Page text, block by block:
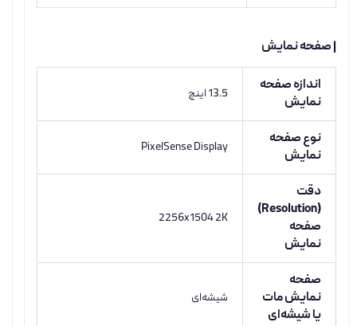
| صفحه نمایش
اندازه صفحه
نمایش
13.5 اینچ
نوع صفحه
نمایش
PixelSense Display
دقت
(Resolution)
صفحه
نمایش
2256x1504 2K
صفحه
نمایش مات
یا شیشه‌ای
شیشه‌ای